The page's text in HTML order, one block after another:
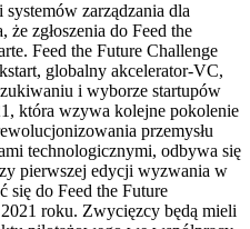
zarządzania dla
że zgłoszenia do Feed the
Feed the Future Challenge
globalny akcelerator-VC,
i wyborze startupów
która wzywa kolejne pokolenie
przemysłu
technologicznymi, odbywa się
pierwszej edycji wyzwania w
się do Feed the Future
roku. Zwycięzcy będą mieli